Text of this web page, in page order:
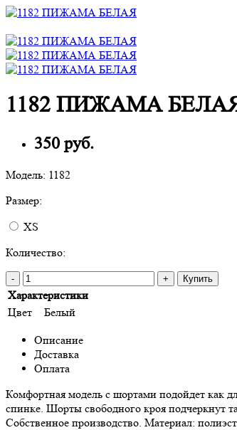
1182 ПИЖАМА
350 руб.
Модель: 1182
Размер:
XS
Количество:
- + Купить
Характеристики
Цвет
Белый
Описание
Доставка
Оплата
Комфортная модель с шортами подойдет как
спинке. Шорты свободного кроя подчеркнут
Собственное производство. Материал: